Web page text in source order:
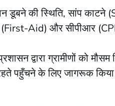
डूबने की स्थिति, सांप
(First-Aid) और सीपीआर
द्वारा ग्रामीणों को मौसम
पहुँचने के लिए जागरूक किया